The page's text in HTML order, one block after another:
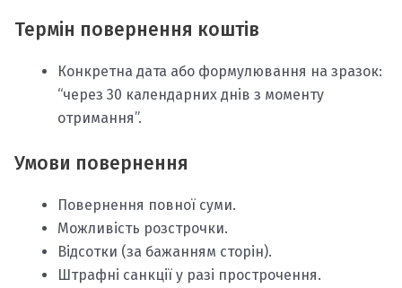
Термін повернення коштів
Конкретна дата або формулювання на зразок:
“через 30 календарних днів з моменту
отримання”.
Умови повернення
Повернення повної суми.
Можливість розстрочки.
Відсотки (за бажанням сторін).
Штрафні санкції у разі прострочення.